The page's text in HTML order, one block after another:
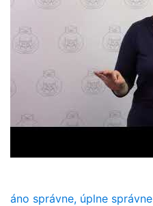
áno správne, úplne správne